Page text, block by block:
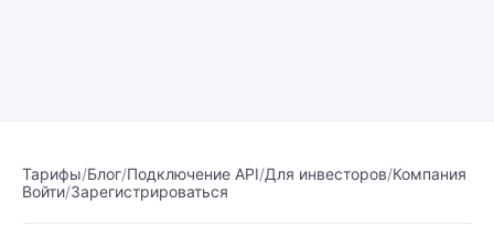
Тарифы/Блог/Подключение API/Для инвесторов/Компания
Войти/Зарегистрироваться